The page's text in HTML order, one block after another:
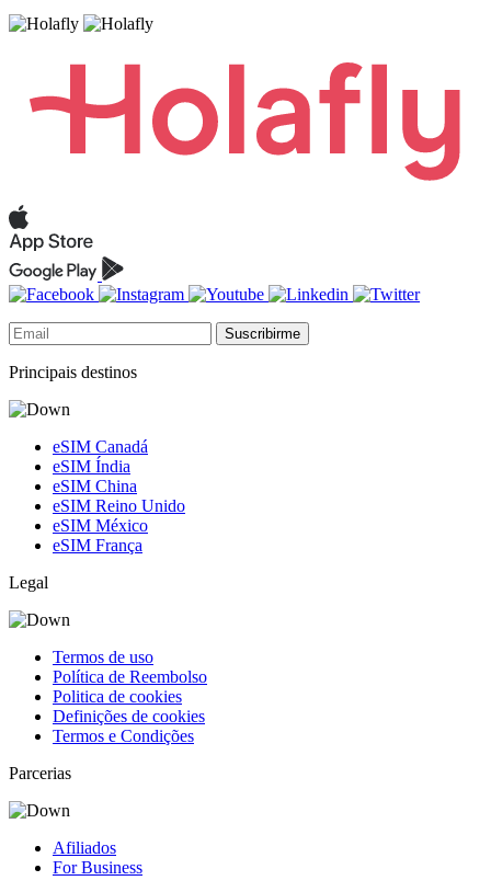
Suscribirme
Principais destinos
eSIM Canadá
eSIM Índia
eSIM China
eSIM Reino Unido
eSIM México
eSIM França
Legal
Termos de uso
Política de Reembolso
Politica de cookies
Definições de cookies
Termos e Condições
Parcerias
Afiliados
For Business